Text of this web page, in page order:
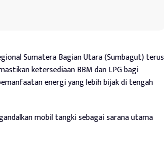
Sumatera Bagian Utara (Sumbagut) terus
ketersediaan BBM dan LPG bagi
energi yang lebih bijak di tengah
mobil tangki sebagai sarana utama